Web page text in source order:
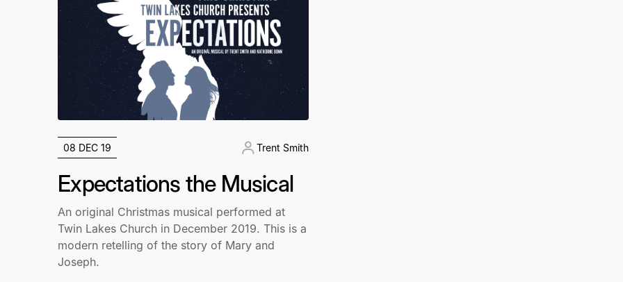
08 DEC 19 Trent Smith
Expectations the Musical
An original Christmas musical performed at
Twin Lakes Church in December 2019. This is a
modern retelling of the story of Mary and
Joseph.